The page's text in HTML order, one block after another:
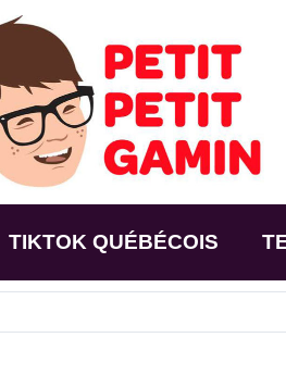
TIKTOK QUÉBÉCOIS